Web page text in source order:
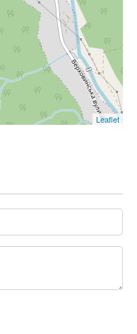
Leaflet